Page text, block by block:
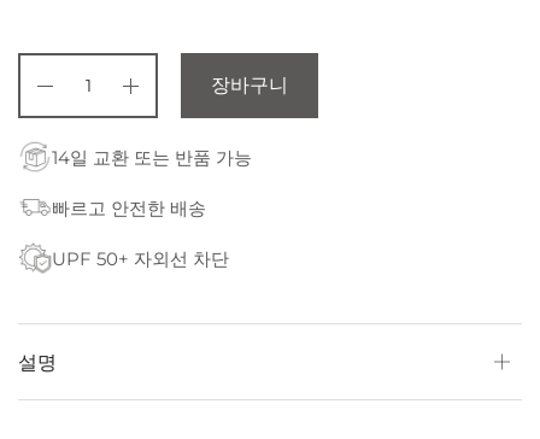
장바구니
14일 교환 또는 반품 가능
빠르고 안전한 배송
UPF 50+ 자외선 차단
설명